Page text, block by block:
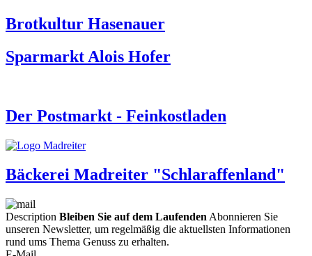
Brotkultur Hasenauer
Sparmarkt Alois Hofer
Der Postmarkt - Feinkostladen
Bäckerei Madreiter "Schlaraffenland"
Description Bleiben Sie auf dem Laufenden Abonnieren Sie
unseren Newsletter, um regelmäßig die aktuellsten Informationen
rund ums Thema Genuss zu erhalten.